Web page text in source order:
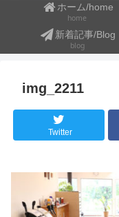
ホーム/home
home
新着記事/Blog
blog
img_2211
Twitter